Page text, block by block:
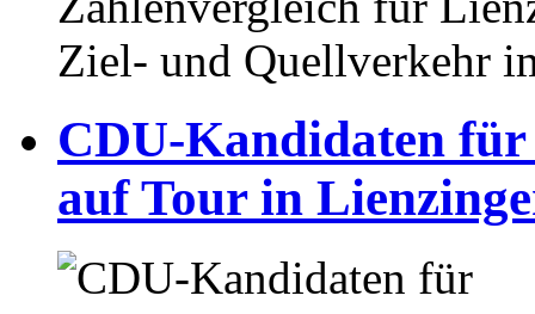
Ziel- und Quellverkehr
CDU-Kandidaten
auf Tour in